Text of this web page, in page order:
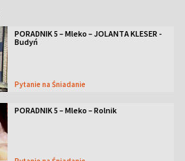
PORADNIK 5 – Mleko – JOLANTA KLESER -
Budyń
Pytanie na Śniadanie
PORADNIK 5 – Mleko – Rolnik